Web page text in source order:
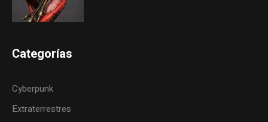
Categorías
Cyberpunk
Extraterrestres